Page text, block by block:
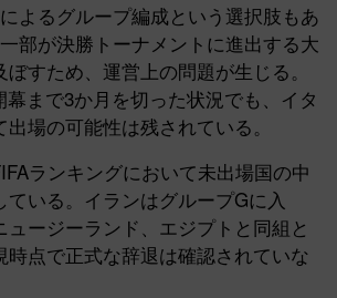
よるグループ編成という選択肢もあ
部が決勝トーナメントに進出する大
すため、運営上の問題が生じる。
まで3か月を切った状況でも、イタ
場の可能性は残されている。
ランキングにおいて未出場国の中
ている。イランはグループGに入
ュージーランド、エジプトと同組と
時点で正式な辞退は確認されていな